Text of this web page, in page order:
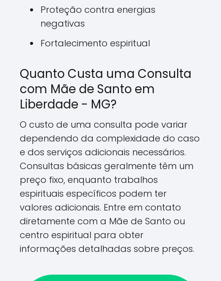
Proteção contra energias
negativas
Fortalecimento espiritual
Quanto Custa uma Consulta
com Mãe de Santo em
Liberdade - MG?
O custo de uma consulta pode variar
dependendo da complexidade do caso
e dos serviços adicionais necessários.
Consultas básicas geralmente têm um
preço fixo, enquanto trabalhos
espirituais específicos podem ter
valores adicionais. Entre em contato
diretamente com a Mãe de Santo ou
centro espiritual para obter
informações detalhadas sobre preços.